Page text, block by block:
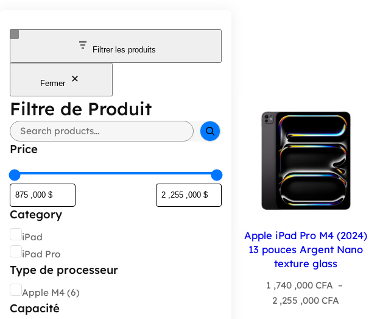
Filtrer les produits
Fermer
Filtre de Produit
Rechercher
Price
Category
Catégorie
iPad
iPad Pro
Type de processeur
Type
processeur
Apple M4 (6)
Capacité
Apple iPad Pro M4 (2024)
13 pouces Argent Nano
texture glass
1 ,740 ,000CFA –
2 ,255 ,000CFA